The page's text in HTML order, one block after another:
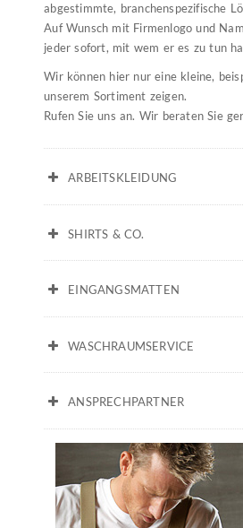
abgestimmte, branchenspezifische
Auf Wunsch mit Firmenlogo und
jeder sofort, mit wem er es zu tun
Wir können hier nur eine kleine,
unserem Sortiment zeigen.
Rufen Sie uns an. Wir beraten Sie
ARBEITSKLEIDUNG
SHIRTS & CO.
EINGANGSMATTEN
WASCHRAUMSERVICE
ANSPRECHPARTNER
T. 040 500 239 26
verkauf@alstertex.de